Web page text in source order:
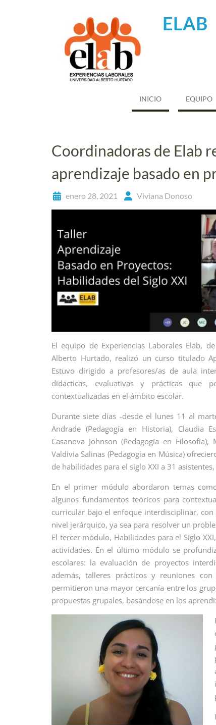
ELAB
INICIO EQUIPO
Coordinadoras de Elab
aprendizaje basado en
enero 28, 2021 Viviana Donoso
El equipo de Experiencias Laborales Elab,
Alberto Hurtado, realizó un curso titulado
Estuvo dirigido a profesores/as de aula
didácticas, evaluativas y prácticas que
contextualizadas en el ámbito escolar.
Durante siete días -desde el lunes 11 al
Andrade (Pedagogía en Historia), Claudia
Casanova Johnson (Pedagogía en
Valdivia Salinas (Pedagogía en Música)
de habilidades para el siglo XXI a 31
En el primer módulo abordaron temas
algunos fundamentos teóricos para
curricular bajo el enfoque interdisciplinar,
nivel jerárquico, ya sea para resolver un
El tercer módulo, Habilidades para el Siglo
actividades. En el último módulo se
escolares: la evaluación de proyectos
además, talleres prácticos y reuniones
permitieron una mayor cercanía entre los
propuestas grupales, basándose en los